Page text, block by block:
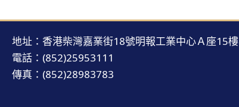
地址：香港柴灣嘉業街18號明報工業中心Ａ座15樓
電話：(852)25953111
傳真：(852)28983783